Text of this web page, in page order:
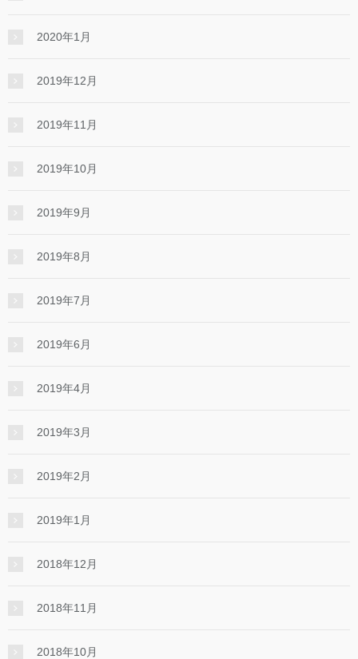
2020年1月
2019年12月
2019年11月
2019年10月
2019年9月
2019年8月
2019年7月
2019年6月
2019年4月
2019年3月
2019年2月
2019年1月
2018年12月
2018年11月
2018年10月